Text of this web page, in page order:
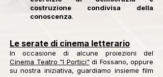
costruzione condivisa della
conoscenza.​
Le serate di cinema letterario
In occasione di alcune proiezioni del
Cinema Teatro "I Portici" di Fossano, oppure
su nostra iniziativa, guardiamo insieme film